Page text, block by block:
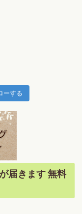
ーする
届きます 無料